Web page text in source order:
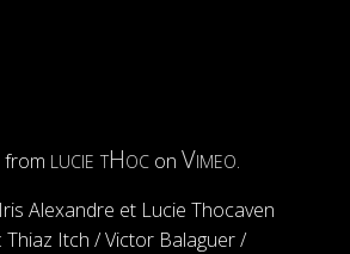
from lucie tHoc on Vimeo.
Alexandre et Lucie Thocaven
Thiaz Itch / Victor Balaguer /